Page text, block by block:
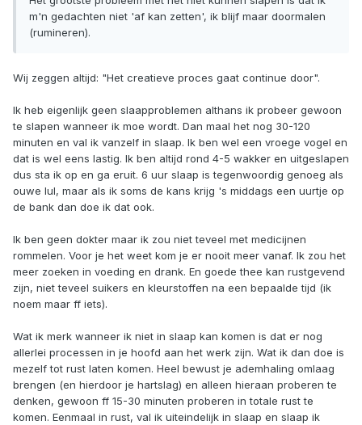
m'n gedachten niet 'af kan zetten', ik blijf maar doormalen
(rumineren).
Wij zeggen altijd: "Het creatieve proces gaat continue door".
Ik heb eigenlijk geen slaapproblemen althans ik probeer gewoon
te slapen wanneer ik moe wordt. Dan maal het nog 30-120
minuten en val ik vanzelf in slaap. Ik ben wel een vroege vogel en
dat is wel eens lastig. Ik ben altijd rond 4-5 wakker en uitgeslapen
dus sta ik op en ga eruit. 6 uur slaap is tegenwoordig genoeg als
ouwe lul, maar als ik soms de kans krijg 's middags een uurtje op
de bank dan doe ik dat ook.
Ik ben geen dokter maar ik zou niet teveel met medicijnen
rommelen. Voor je het weet kom je er nooit meer vanaf. Ik zou het
meer zoeken in voeding en drank. En goede thee kan rustgevend
zijn, niet teveel suikers en kleurstoffen na een bepaalde tijd (ik
noem maar ff iets).
Wat ik merk wanneer ik niet in slaap kan komen is dat er nog
allerlei processen in je hoofd aan het werk zijn. Wat ik dan doe is
mezelf tot rust laten komen. Heel bewust je ademhaling omlaag
brengen (en hierdoor je hartslag) en alleen hieraan proberen te
denken, gewoon ff 15-30 minuten proberen in totale rust te
komen. Eenmaal in rust, val ik uiteindelijk in slaap en slaap ik